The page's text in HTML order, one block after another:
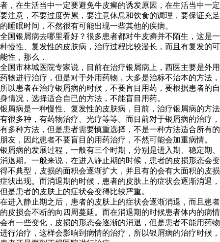
者，在生活当中一定要避免牛皮癣的诱发原因，在生活当中一定
要注意，不要过度劳累，要注意休息和饮食的调理，要保证充足
的睡眠时间，不然很有可能出现一些其他的疾病。
全国银屑病去哪里看好？很多患者都对牛皮癣并不陌生，这是一
种慢性、复发性的皮肤病，治疗过程比较漫长，而且有复发的可
能性，那么，
全国市林城医院专家说，目前在治疗银屑病上，西医主要是外用
药物进行治疗，但是对于外用药物，大多是治标不治本的方法，
所以患者在治疗银屑病的时候，不要盲目用药，要根据患者的自
身情况，选择适合自已的方法，不能盲目用药。
银屑病是一种慢性、复发性的皮肤病，目前，治疗银屑病的方法
有很多种，有药物治疗、光疗等等。而目前对于银屑病的治疗，
有多种方法，但是患者需要慎重选择，不是一种方法适合所有的
朋友，因此患者不要盲目的用药治疗，不然可能会加重病情。
银屑病的发展过程，一般有三个时期，分别是进入期、稳定期、
消退期。一般来说，在进入静止期的时候，患者的皮损形态会变
得不典型，皮损的面积会逐渐扩大，并且有的会有大面积的皮损
症状出现。而消退期的时候，患者的皮肤上的症状会逐渐消退，
但是患者的皮肤上的症状会变得比较严重。
在进入静止期之后，患者的皮肤上的症状会逐渐消退，而且患者
的皮损会不断的向四周蔓延。而在消退期的时候患者体内的病情
会有一些变化，皮损的形态会逐渐的消退，但是患者不能用药物
进行治疗，这样会影响到病情的治疗，所以银屑病的治疗时候，